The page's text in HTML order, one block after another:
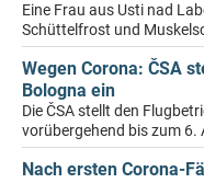
Eine Frau aus Usti nad
Schüttelfrost und
Wegen Corona: ČSA
Bologna ein
Die ČSA stellt den
vorübergehend bis zum 6.
Nach ersten Corona-